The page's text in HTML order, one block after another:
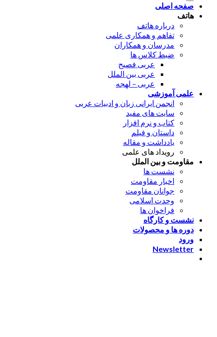
صفحه اصلی
هاتف
درباره هاتف
تفاهم و همکاری علمی
مدرسان و همکاران
ضبط کلاس ها
عربی فصیح
عربی بین الملل
عربی – لهجه
علمی آموزشی
انجمن ایرانی زبان و ادبیات عربی
سایت های مفید
کتاب و نرم افزار
داستان و فیلم
یادداشت و مقاله
رویداد های علمی
مقاومت و بین الملل
نشست ها
اخبار مقاومت
جوانان مقاومت
وحدت اسلامی
فراخوان ها
نشست و کارگاه
دوره ها و محصولات
ورود
Newsletter